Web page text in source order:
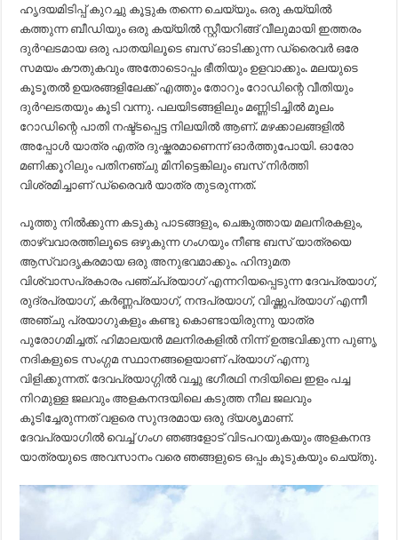
ഹൃദയമിടിപ്പ് കുറച്ചു കൂട്ടുക തന്നെ ചെയ്യും. ഒരു കയ്യിൽ
കത്തുന്ന ബീഡിയും ഒരു കയ്യിൽ സ്റ്റീയറിങ്ങ് വീലുമായി ഇത്തരം
ദുർഘടമായ ഒരു പാതയിലൂടെ ബസ് ഓടിക്കുന്ന ഡ്രൈവർ ഒരേ
സമയം കൗതുകവും അതോടൊപ്പം ഭീതിയും ഉളവാക്കും. മലയുടെ
കൂടൂതൽ ഉയരങ്ങളിലേക്ക് എത്തും തോറും റോഡിന്റെ വീതിയും
ദുർഘടതയും കൂടി വന്നു. പലയിടങ്ങളിലും മണ്ണിടിച്ചിൽ മൂലം
റോഡിന്റെ പാതി നഷ്ട്ടപ്പെട്ട നിലയിൽ ആണ്. മഴക്കാലങ്ങളിൽ
അപ്പോൾ യാത്ര എത്ര ദുഷ്കരമാണെന്ന് ഓർത്തുപോയി. ഓരോ
മണിക്കൂറിലും പതിനഞ്ചു മിനിട്ടെങ്കിലും ബസ് നിർത്തി
വിശ്രമിച്ചാണ് ഡ്രൈവർ യാത്ര തുടരുന്നത്.
പൂത്തു നിൽക്കുന്ന കടുകു പാടങ്ങളും, ചെങ്കുത്തായ മലനിരകളും,
താഴ്വവാരത്തിലൂടെ ഒഴുകുന്ന ഗംഗയും നീണ്ട ബസ് യാത്രയെ
ആസ്വാദൃകരമായ ഒരു അനുഭവമാക്കും. ഹിന്ദുമത
വിശ്വാസപ്രകാരം പഞ്ച്പ്രയാഗ് എന്നറിയപ്പെടുന്ന ദേവപ്രയാഗ്,
രുദ്രപ്രയാഗ്, കർണ്ണപ്രയാഗ്, നന്ദപ്രയാഗ്, വിഷ്ണുപ്രയാഗ് എന്നീ
അഞ്ചു പ്രയാഗുകളും കണ്ടു കൊണ്ടായിരുന്നു യാത്ര
പുരോഗമിച്ചത്. ഹിമാലയൻ മലനിരകളിൽ നിന്ന് ഉത്ഭവിക്കുന്ന പുണൃ
നദികളുടെ സംഗ്ഗമ സ്ഥാനങ്ങളെയാണ് പ്രയാഗ് എന്നു
വിളിക്കുന്നത്. ദേവപ്രയാഗ്ഗിൽ വച്ചു ഭഗീരഥി നദിയിലെ ഇളം പച്ച
നിറമുള്ള ജലവും അളകനന്ദയിലെ കടുത്ത നീല ജലവും
കൂടിച്ചേരുന്നത് വളരെ സുന്ദരമായ ഒരു ദ്യശൃമാണ്.
ദേവപ്രയാഗിൽ വെച്ച് ഗംഗ ഞങ്ങളോട് വിടപറയുകയും അളകനന്ദ
യാത്രയുടെ അവസാനം വരെ ഞങ്ങളുടെ ഒപ്പം കൂടുകയും ചെയ്തു.